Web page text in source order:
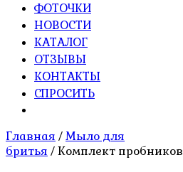
ФОТОЧКИ
НОВОСТИ
КАТАЛОГ
ОТЗЫВЫ
КОНТАКТЫ
СПРОСИТЬ
Главная /Мыло для
бритья / Комплект пробников